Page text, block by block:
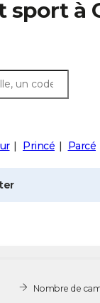
sport à
Princé Parcé
Nombre de